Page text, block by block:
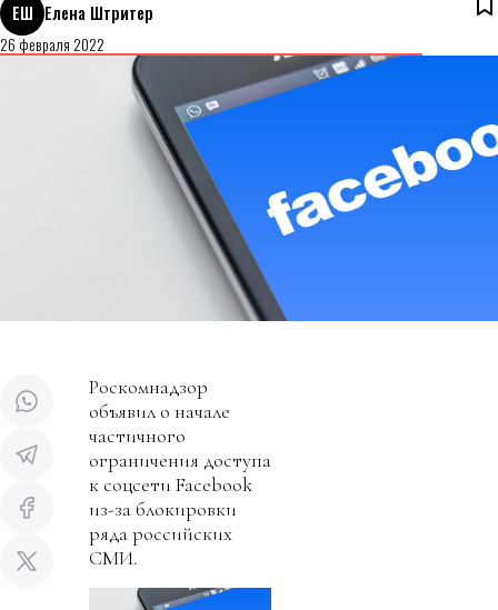
ЕШ Елена Штритер
26 февраля 2022
Роскомнадзор
объявил о начале
частичного
ограничения доступа
к соцсети Facebook
из-за блокировки
ряда российских
СМИ.